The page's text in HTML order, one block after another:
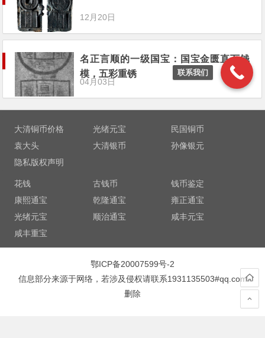
12月20日
名正言顺的一级国宝：国宝金匮直万钱
模，五彩重锈
04月03日
大清铜币价格 光绪元宝
民国铜币
袁大头
大清银币
孙像银元
隐私版权声明
花钱 古钱币
钱币鉴定
康熙通宝
乾隆通宝
雍正通宝
光绪元宝
顺治通宝
咸丰元宝
咸丰重宝
鄂ICP备20007599号-2
信息部分来源于网络，若涉及侵权请联系1931135503#qq.com
删除
联系我们